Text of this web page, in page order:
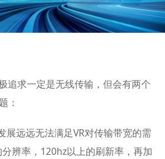
追求一定是无线传输，但会有两个
：
展远远无法满足VR对传输带宽的需
辨率，120hz以上的刷新率，再加